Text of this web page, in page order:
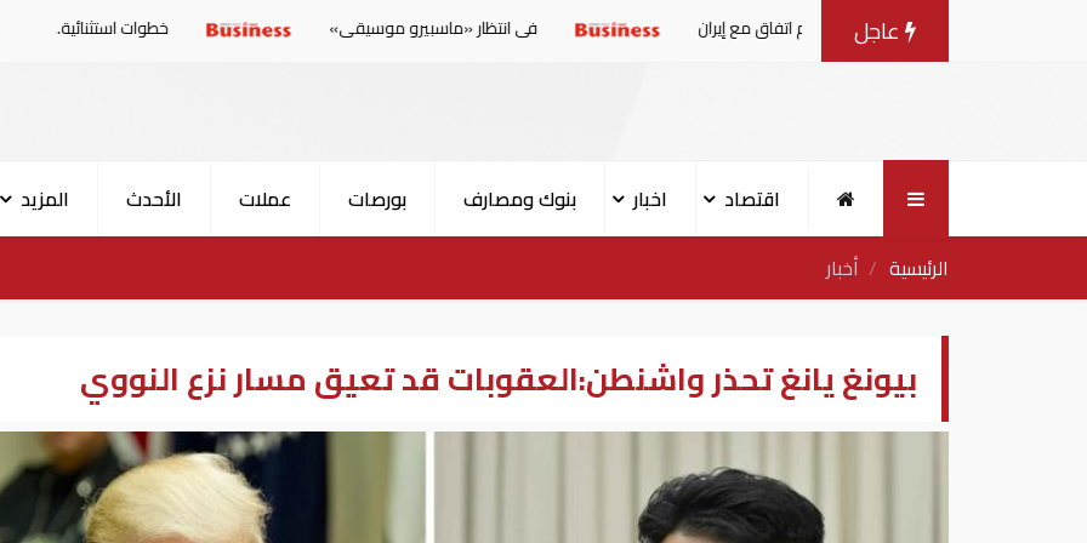
عاجل
في طريقه الى إبرام اتفاق مع إيران فى انتظار «ماسبيرو موسيقى» خطوات استثنائية.. دول أوروبية تستعد
اقتصاد اخبار بنوك ومصارف بورصات عملات الأحدث المزيد
الرئيسية
أخبار
بيونغ يانغ تحذر واشنطن:العقوبات قد تعيق مسار نزع النووي